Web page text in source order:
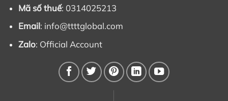
Mã số thuế: 0314025213
Email: info@ttttglobal.com
Zalo: Official Account